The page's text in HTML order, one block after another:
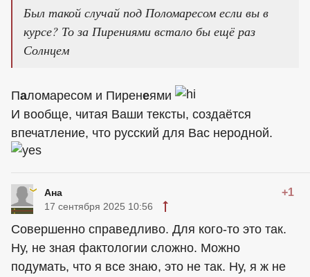
Был такой случай под Поломаресом если вы в
курсе? То за Пирениями встало бы ещё раз
Солнцем
Паломаресом и Пиренеями
И вообще, читая Ваши тексты, создаётся
впечатление, что русский для Вас неродной.
Ана +1
17 сентября 2025 10:56
Совершенно справедливо. Для кого-то это так.
Ну, не зная фактологии сложно. Можно
подумать, что я все знаю, это не так. Ну, я ж не